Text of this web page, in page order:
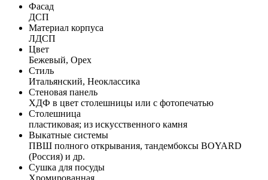
Фасад
ДСП
Материал корпуса
ЛДСП
Цвет
Бежевый, Орех
Стиль
Итальянский, Неоклассика
Стеновая панель
ХДФ в цвет столешницы или с фотопечатью
Столешница
пластиковая; из искусственного камня
Выкатные системы
ПВШ полного открывания, тандембоксы BOYARD
(Россия) и др.
Сушка для посуды
Хромированная